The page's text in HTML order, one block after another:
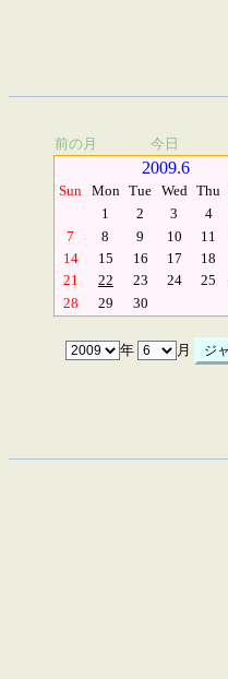
前の月 今日
2009.6
Sun Mon Tue Wed Thu
1
2 3 4
7
8 9 10 11
14
15 16 17 18
21
22 23 24 25
28
29 30
年 月